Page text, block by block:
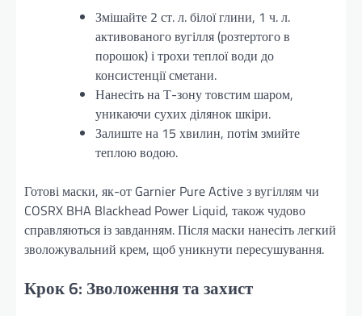
Змішайте 2 ст. л. білої глини, 1 ч. л.
активованого вугілля (розтертого в
порошок) і трохи теплої води до
консистенції сметани.
Нанесіть на Т-зону товстим шаром,
уникаючи сухих ділянок шкіри.
Залиште на 15 хвилин, потім змийте
теплою водою.
Готові маски, як-от Garnier Pure Active з вугіллям чи
COSRX BHA Blackhead Power Liquid, також чудово
справляються із завданням. Після маски нанесіть легкий
зволожувальний крем, щоб уникнути пересушування.
Крок 6: Зволоження та захист